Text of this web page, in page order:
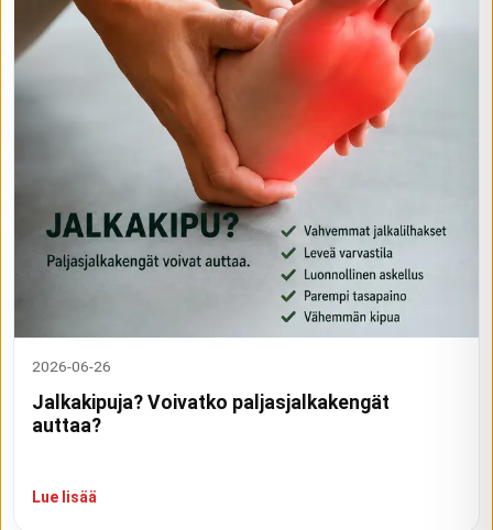
2026-06-26
Jalkakipuja? Voivatko paljasjalkakengät
auttaa?
Lue lisää